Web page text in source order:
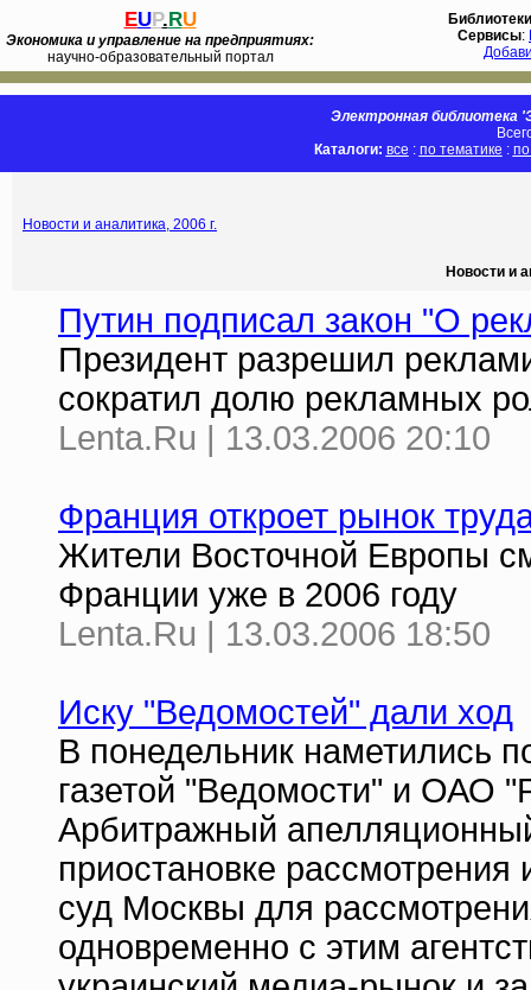
EUP.RU
Экономика и управление на предприятиях:
научно-образовательный портал
Библиотеки
Сервисы:
Электронная библиотека
Каталоги: все : по тематике :
Новости и аналитика, 2006 г.
Новости и
Путин подписал закон "О
Президент разрешил
сократил долю рекламных
Lenta.Ru | 13.03.2006 20:10
Франция откроет рынок
Жители Восточной Европы
Франции уже в 2006 году
Lenta.Ru | 13.03.2006 18:50
Иску "Ведомостей" дали ход
В понедельник наметились
газетой "Ведомости" и ОАО
Арбитражный
приостановке
суд Москвы для
одновременно с этим